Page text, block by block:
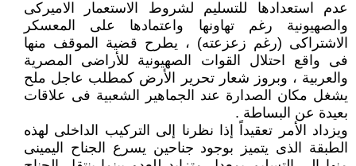
عدم استعدادها للتسليم لشروط الاستعمار الاميركى
والصهيونية رغم تهاونها واعتمادها على المعسكر
الاشتراكى (رغم زعزعته) ، يطرح قضية الموقف منها
فى واقع احتلال القوات الصهيونية للأراضى المصرية
والعربية ، وبروز شعار تحرير الأرض كمطلب عاجل ملح
يشغل مكان الصدارة عند الجماهير الشعبية فى علاقات
بعيدة عن البساطة .
ويزداد الأمر تعقيداً إذا نظرنا إلى التركيب الداخلى لهذه
الطبقة الذى يتميز بوجود جناحين يسرع الجناح اليمينى